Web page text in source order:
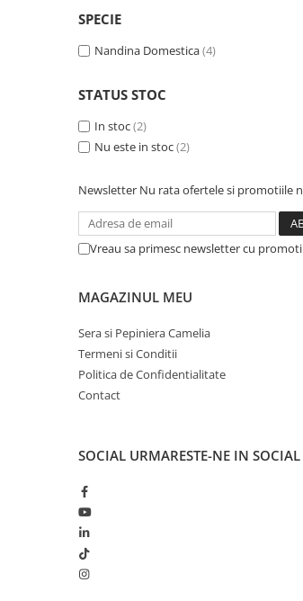
SPECIE
Nandina Domestica(4)
STATUS STOC
In stoc(2)
Nu este in stoc(2)
Newsletter Nu rata ofertele si promotiile
Vreau sa primesc newsletter cu
MAGAZINUL MEU
Sera si Pepiniera Camelia
Termeni si Conditii
Politica de Confidentialitate
Contact
SOCIAL URMARESTE-NE IN